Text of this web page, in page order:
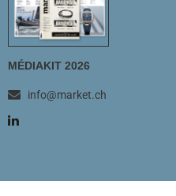
MÉDIAKIT 2026
info@market.ch